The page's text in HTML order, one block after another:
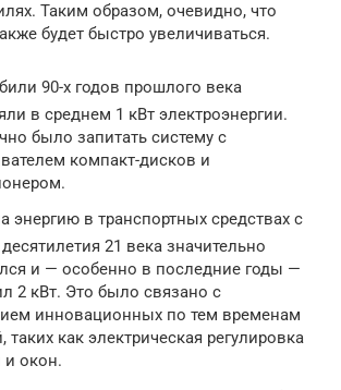
Таким образом, очевидно, что
будет быстро увеличиваться.
90-х годов прошлого века
в среднем 1 кВт электроэнергии.
было запитать систему с
компакт-дисков и
энергию в транспортных средствах с
21 века значительно
и — особенно в последние годы —
2 кВт. Это было связано с
инновационных по тем временам
таких как электрическая регулировка
и окон.